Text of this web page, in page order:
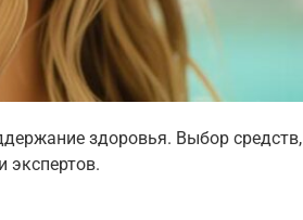
здоровья. Выбор средств,
экспертов.